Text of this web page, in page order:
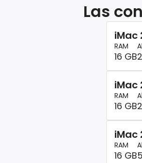
Las
iMac
RAM
16 GB
iMac
RAM
16 GB
iMac
RAM
16 GB